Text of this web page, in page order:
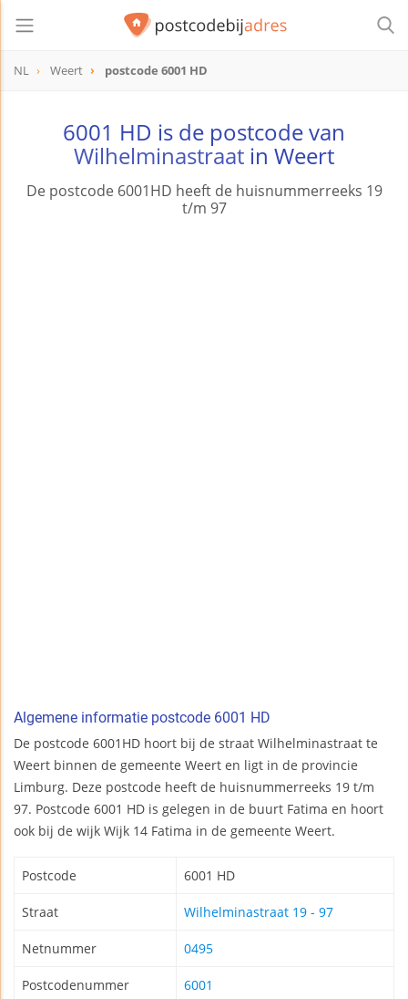
NL Weert postcode 6001 HD
6001 HD is de postcode van
Wilhelminastraat in Weert
De postcode 6001HD heeft de huisnummerreeks 19
t/m 97
Algemene informatie postcode 6001 HD
De postcode 6001HD hoort bij de straat Wilhelminastraat te
Weert binnen de gemeente Weert en ligt in de provincie
Limburg. Deze postcode heeft de huisnummerreeks 19 t/m
97. Postcode 6001 HD is gelegen in de buurt Fatima en hoort
ook bij de wijk Wijk 14 Fatima in de gemeente Weert.
Postcode 6001 HD
Straat Wilhelminastraat 19 - 97
Netnummer 0495
Postcodenummer 6001